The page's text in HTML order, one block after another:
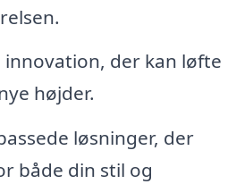
der kan løfte
højder.
løsninger, der
både din stil og